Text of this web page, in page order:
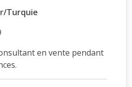
Turquie
en vente pendant